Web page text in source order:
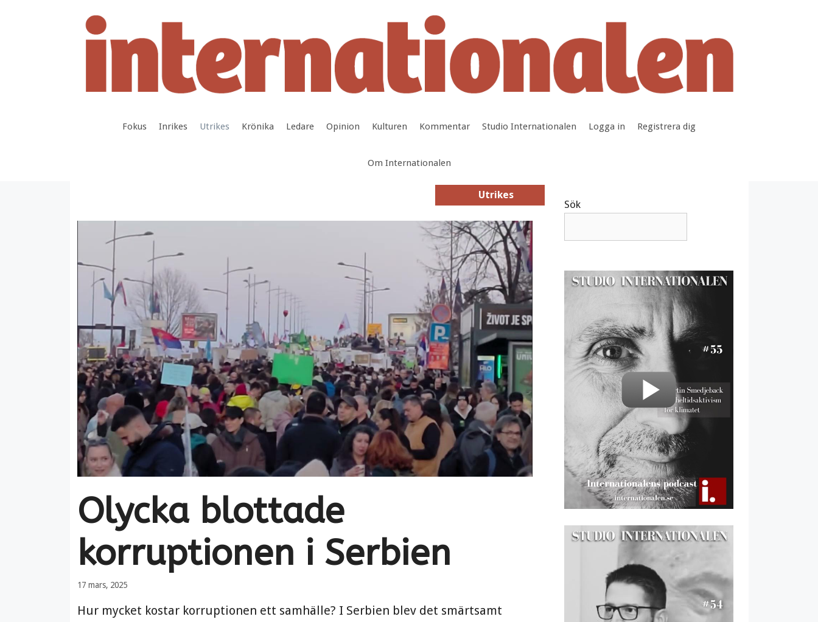
Fokus Inrikes Utrikes Krönika Ledare Opinion Kulturen Kommentar Studio Internationalen Logga in Registrera dig
Om Internationalen
Utrikes
Utrikes
Olycka blottade
korruptionen i Serbien
17 mars, 2025
Hur mycket kostar korruptionen ett samhälle? I Serbien blev det smärtsamt
Sök